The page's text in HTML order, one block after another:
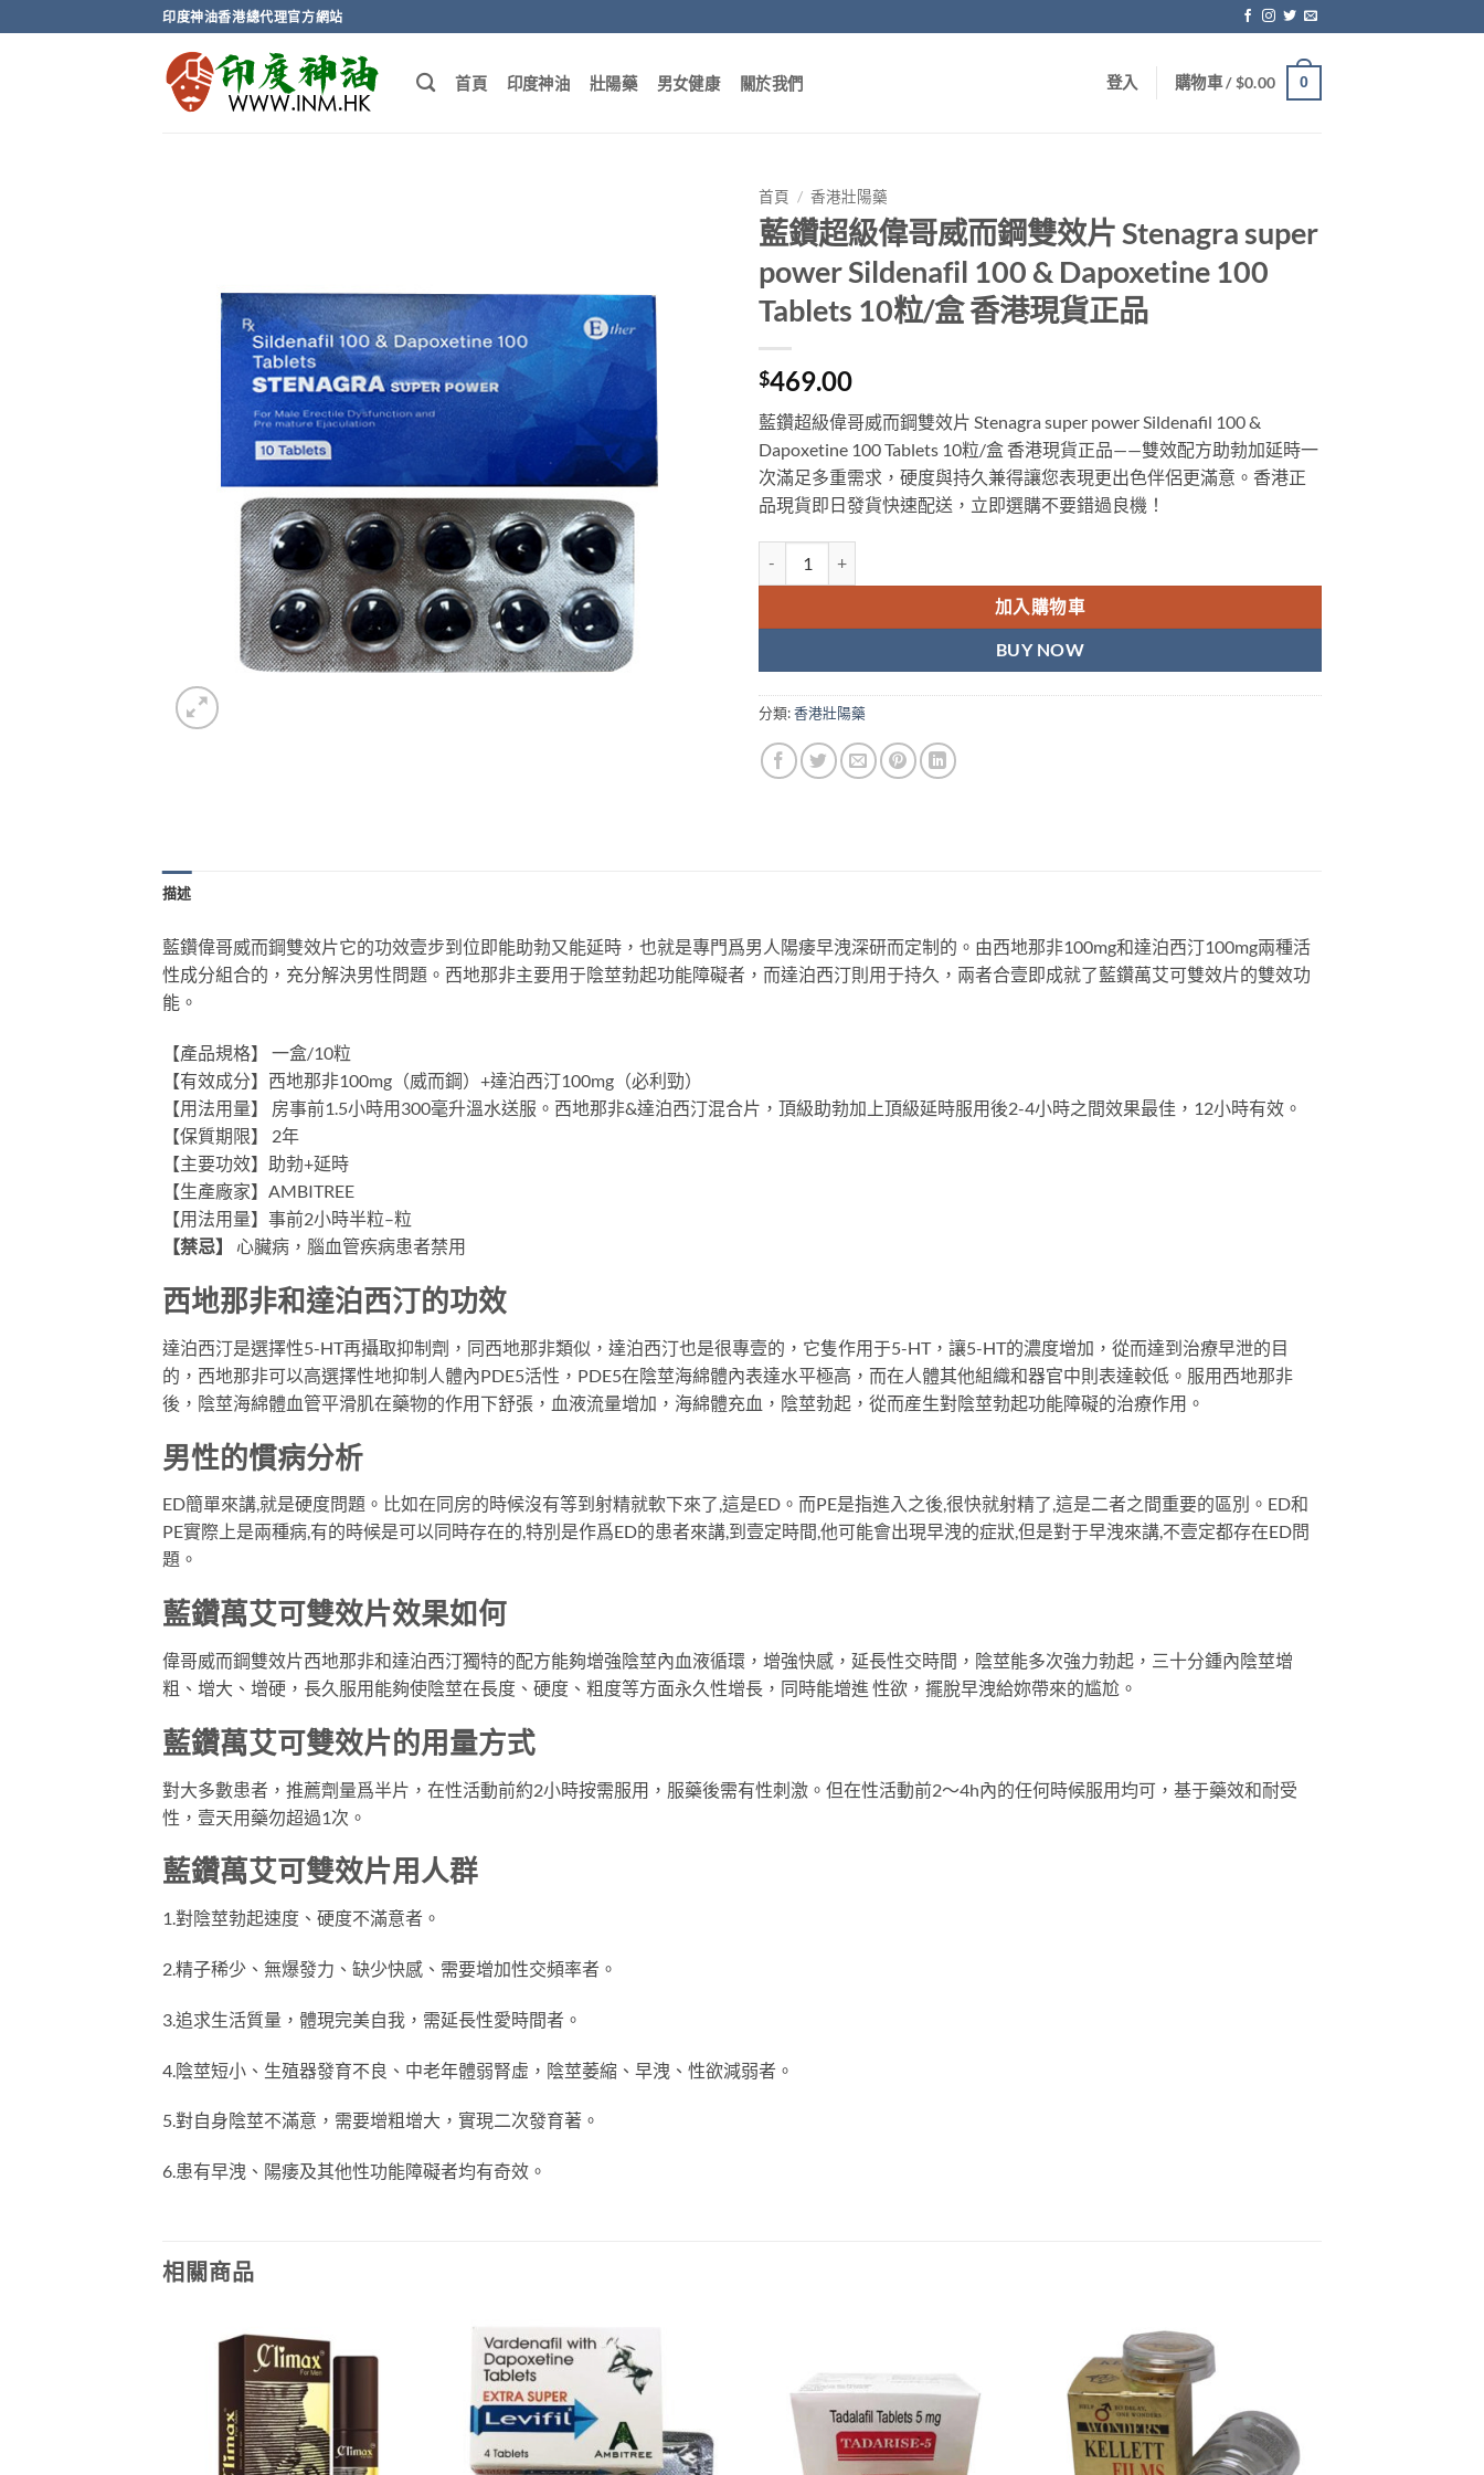
to
印度神油香港總代理官方網站
首頁 印度神油 壯陽藥 男女健康 關於我們 登入 購物車 /$0.00 0
首頁 / 香港壯陽藥
藍鑽超級偉哥威而鋼雙效片 Stenagra super
power Sildenafil 100 & Dapoxetine 100
Tablets 10粒/盒 香港現貨正品
$469.00
藍鑽超級偉哥威而鋼雙效片 Stenagra super power Sildenafil 100 &
Dapoxetine 100 Tablets 10粒/盒 香港現貨正品——雙效配方助勃加延時一
次滿足多重需求，硬度與持久兼得讓您表現更出色伴侶更滿意。香港正
品現貨即日發貨快速配送，立即選購不要錯過良機！
加入購物車
BUY NOW
分類:香港壯陽藥
描述
藍鑽偉哥威而鋼雙效片它的功效壹步到位即能助勃又能延時，也就是專門爲男人陽痿早洩深研而定制的。由西地那非100mg和達泊西汀100mg兩種活
性成分組合的，充分解決男性問題。西地那非主要用于陰莖勃起功能障礙者，而達泊西汀則用于持久，兩者合壹即成就了藍鑽萬艾可雙效片的雙效功
能。
【產品規格】 一盒/10粒
【有效成分】西地那非100mg（威而鋼）+達泊西汀100mg（必利勁）
【用法用量】 房事前1.5小時用300毫升溫水送服。西地那非&達泊西汀混合片，頂級助勃加上頂級延時服用後2-4小時之間效果最佳，12小時有效。
【保質期限】 2年
【主要功效】助勃+延時
【生產廠家】AMBITREE
【用法用量】事前2小時半粒–粒
【禁忌】
心臟病，腦血管疾病患者禁用
西地那非和達泊西汀的功效
達泊西汀是選擇性5-HT再攝取抑制劑，同西地那非類似，達泊西汀也是很專壹的，它隻作用于5-HT，讓5-HT的濃度增加，從而達到治療早泄的目
的，西地那非可以高選擇性地抑制人體內PDE5活性，PDE5在陰莖海綿體內表達水平極高，而在人體其他組織和器官中則表達較低。服用西地那非
後，陰莖海綿體血管平滑肌在藥物的作用下舒張，血液流量增加，海綿體充血，陰莖勃起，從而産生對陰莖勃起功能障礙的治療作用。
男性的慣病分析
ED簡單來講,就是硬度問題。比如在同房的時候沒有等到射精就軟下來了,這是ED。而PE是指進入之後,很快就射精了,這是二者之間重要的區別。ED和
PE實際上是兩種病,有的時候是可以同時存在的,特別是作爲ED的患者來講,到壹定時間,他可能會出現早洩的症狀,但是對于早洩來講,不壹定都存在ED問
題。
藍鑽萬艾可雙效片效果如何
偉哥威而鋼雙效片西地那非和達泊西汀獨特的配方能夠增強陰莖內血液循環，增強快感，延長性交時間，陰莖能多次強力勃起，三十分鍾內陰莖增
粗、增大、增硬，長久服用能夠使陰莖在長度、硬度、粗度等方面永久性增長，同時能增進 性欲，擺脫早洩給妳帶來的尴尬。
藍鑽萬艾可雙效片的用量方式
對大多數患者，推薦劑量爲半片，在性活動前約2小時按需服用，服藥後需有性刺激。但在性活動前2～4h內的任何時候服用均可，基于藥效和耐受
性，壹天用藥勿超過1次。
藍鑽萬艾可雙效片用人群
1.對陰莖勃起速度、硬度不滿意者。
2.精子稀少、無爆發力、缺少快感、需要增加性交頻率者。
3.追求生活質量，體現完美自我，需延長性愛時間者。
4.陰莖短小、生殖器發育不良、中老年體弱腎虛，陰莖萎縮、早洩、性欲減弱者。
5.對自身陰莖不滿意，需要增粗增大，實現二次發育著。
6.患有早洩、陽痿及其他性功能障礙者均有奇效。
相關商品